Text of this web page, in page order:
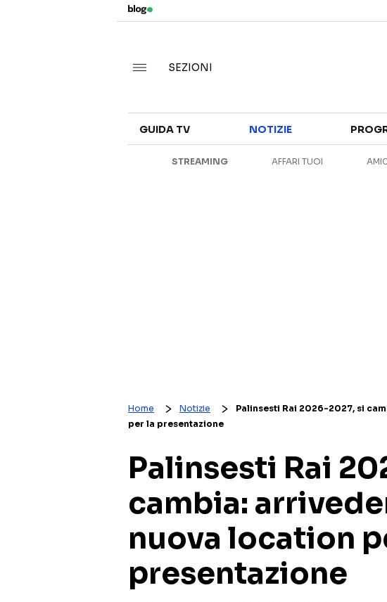
CANALI
SEZIONI
GUIDA TV NOTIZIE
STREAMING AFFARI TUOI
Home Notizie
Palinsesti Rai 2026-2027, si
per la presentazione
Palinsesti Rai
cambia:
nuova location
presentazione